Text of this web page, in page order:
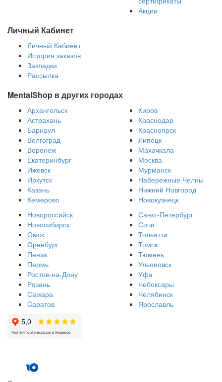
Акции
Личный Кабинет
Личный Кабинет
История заказов
Закладки
Рассылка
MentalShop в других городах
Архангельск
Астрахань
Барнаул
Волгоград
Воронеж
Екатеринбург
Ижевск
Иркутск
Казань
Кемерово
Киров
Краснодар
Красноярск
Липецк
Махачкала
Москва
Мурманск
Набережные Челны
Нижний Новгород
Новокузнецк
Новороссийск
Новосибирск
Омск
Оренбург
Пенза
Пермь
Ростов-на-Дону
Рязань
Самара
Cаратов
Санкт-Петербург
Сочи
Тольятти
Томск
Тюмень
Ульяновск
Уфа
Чебоксары
Челябинск
Ярославль